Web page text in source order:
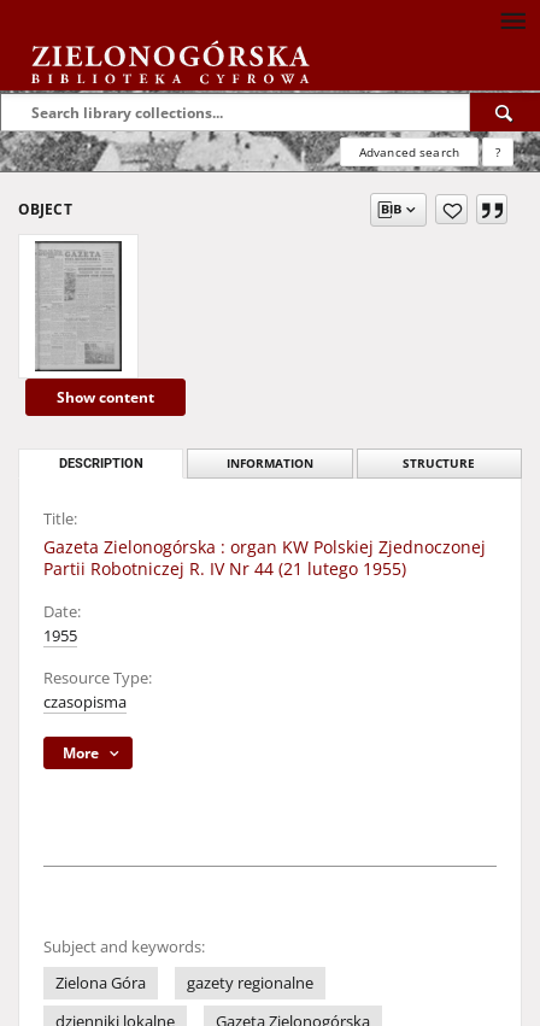
Advanced search ?
OBJECT
Show content
DESCRIPTION INFORMATION STRUCTURE
Title:
Gazeta Zielonogórska : organ KW Polskiej Zjednoczonej
Partii Robotniczej R. IV Nr 44 (21 lutego 1955)
Date:
1955
Resource Type:
czasopisma
More
Subject and keywords:
Zielona Góra
gazety regionalne
dzienniki lokalne
Gazeta Zielonogórska